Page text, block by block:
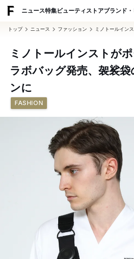
ニュース特集ビューティ ストアブランド・
トップ ニュース ファッション ミノトールイン
ミノトールインストが
ラボバッグ発売、袈裟
ンに
FASHION